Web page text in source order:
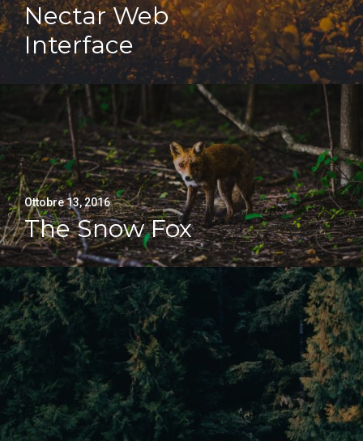
Nectar Web
Interface
Ottobre 13, 2016
The Snow Fox